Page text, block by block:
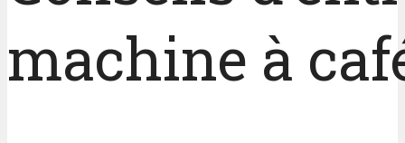
machine à